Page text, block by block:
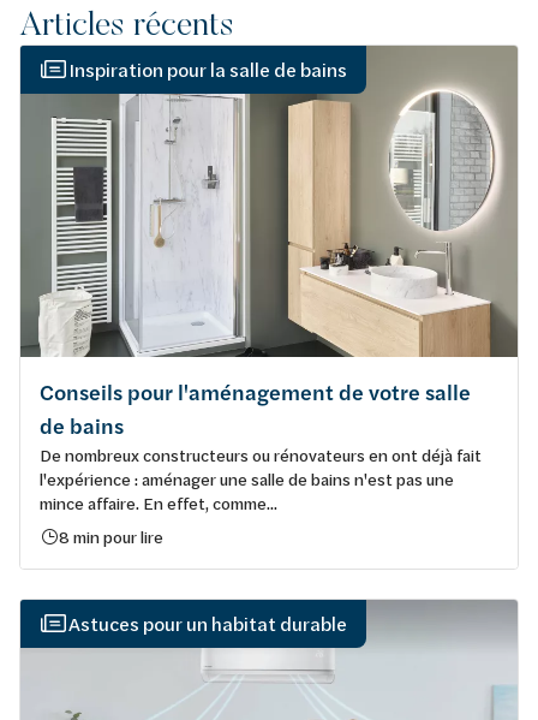
Articles récents
Inspiration pour la salle de bains
Conseils pour l'aménagement de votre salle
de bains
De nombreux constructeurs ou rénovateurs en ont déjà fait
l'expérience : aménager une salle de bains n'est pas une
mince affaire. En effet, comme...
8 min pour lire
Astuces pour un habitat durable